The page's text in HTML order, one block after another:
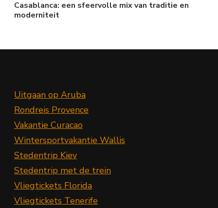
Casablanca: een sfeervolle mix van traditie en
moderniteit
Uitgaan op Aruba
Rondreis Provence
Vakantie Curacao
Wintersportvakantie Wallis
Stedentrip Kiev
Stedentrip met de trein
Vliegtickets Florida
Vliegtickets Tenerife